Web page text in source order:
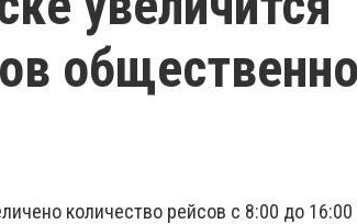
количество рейсов с 8:00 до 16:00